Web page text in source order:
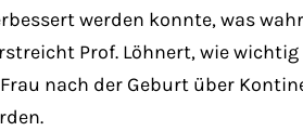
werden konnte, was
Prof. Löhnert, wie
nach der Geburt über